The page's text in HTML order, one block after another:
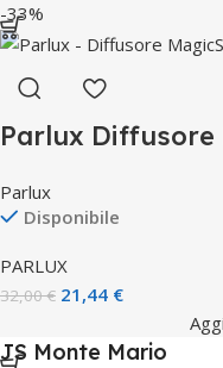
-33%
Parlux Diffusore
Parlux
Disponibile
PARLUX
32,00€ 21,44 €
JS Monte Mario